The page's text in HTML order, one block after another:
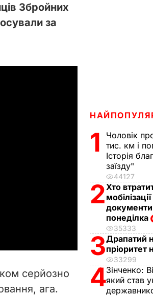
Збройних
за
серйозно
ага.
1
Чоловік
тис. км і
Історія
заїзду"
44127
2Хто
понеділка
35333
3Драпатий
пріоритет
33299
4Зінченко:
який став